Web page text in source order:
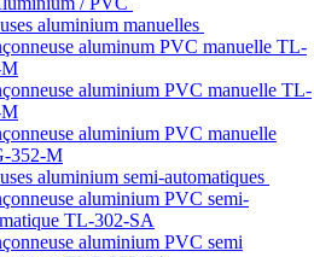
aluminium manuelles
aluminum PVC manuelle TL-
aluminium PVC manuelle TL-
aluminium PVC manuelle
352-M
aluminium semi-automatiques
aluminium PVC semi-
TL-302-SA
aluminium PVC semi